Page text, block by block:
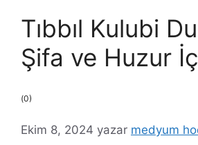
Tıbbıl Kulubi
Şifa ve Huzur
(0)
Ekim 8, 2024 yazar medyum